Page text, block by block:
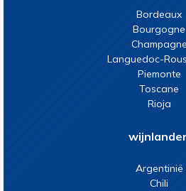
Bordeaux
Bourgogne
Champagne
Languedoc-
Piemonte
Toscane
Rioja
Argentinië
Chili